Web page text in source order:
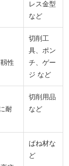
レス金型
など
性
切削工
具、ポン
チ、ゲー
ジ など
耐
切削用品
など
ばね材な
ど